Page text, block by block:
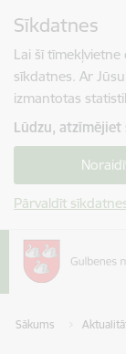
Sīkdatnes
Lai šī
sīkdatnes. Ar
izmantotas
Lūdzu, atzīmējiet
Pārvaldīt
Sākums